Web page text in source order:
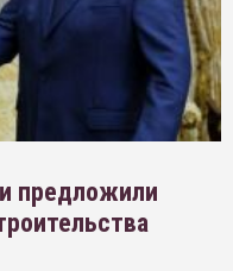
предложили